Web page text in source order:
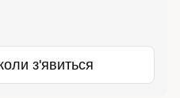
з'явиться